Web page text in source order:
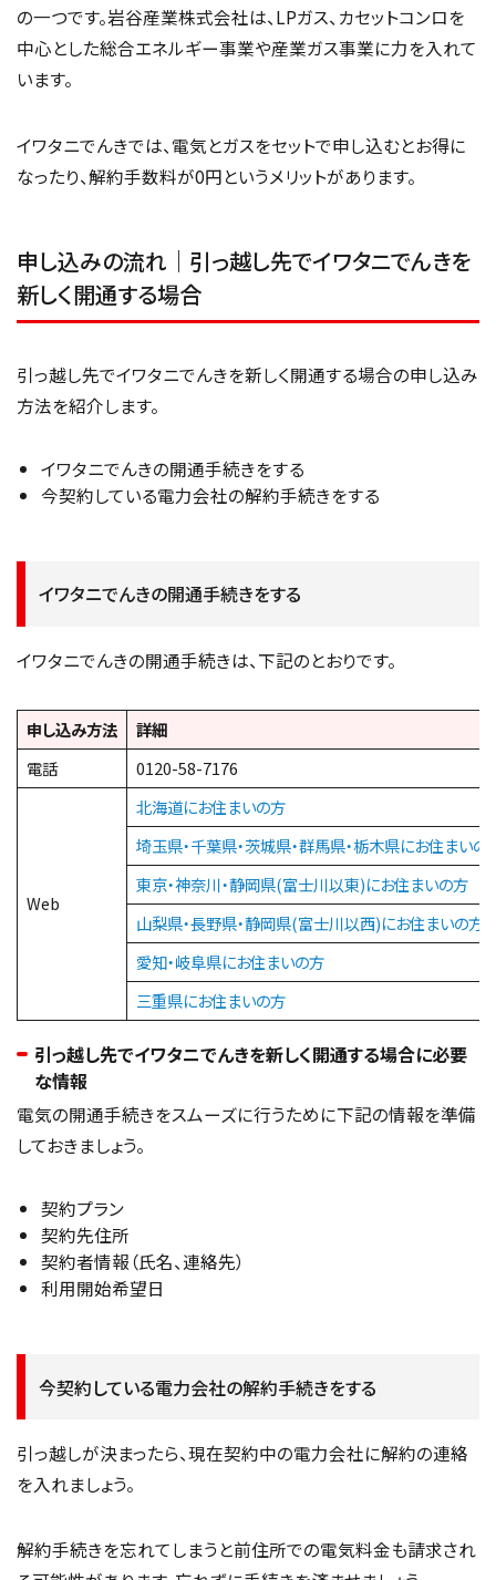
の一つです。岩谷産業株式会社は、LPガス、カセットコンロを
中心とした総合エネルギー事業や産業ガス事業に力を入れて
います。
イワタニでんきでは、電気とガスをセットで申し込むとお得に
なったり、解約手数料が0円というメリットがあります。
申し込みの流れ｜引っ越し先でイワタニでんきを
新しく開通する場合
引っ越し先でイワタニでんきを新しく開通する場合の申し込み
方法を紹介します。
イワタニでんきの開通手続きをする
今契約している電力会社の解約手続きをする
イワタニでんきの開通手続きをする
イワタニでんきの開通手続きは、下記のとおりです。
申し込み方法
詳細
電話
0120-58-7176
Web
北海道にお住まいの方
埼玉県・千葉県・茨城県・群馬県・栃木県にお住まいの
東京・神奈川・静岡県(富士川以東)にお住まいの方
山梨県・長野県・静岡県(富士川以西)にお住まいの方
愛知・岐阜県にお住まいの方
三重県にお住まいの方
引っ越し先でイワタニでんきを新しく開通する場合に必要
な情報
電気の開通手続きをスムーズに行うために下記の情報を準備
しておきましょう。
契約プラン
契約先住所
契約者情報（氏名、連絡先）
利用開始希望日
今契約している電力会社の解約手続きをする
引っ越しが決まったら、現在契約中の電力会社に解約の連絡
を入れましょう。
解約手続きを忘れてしまうと前住所での電気料金も請求され